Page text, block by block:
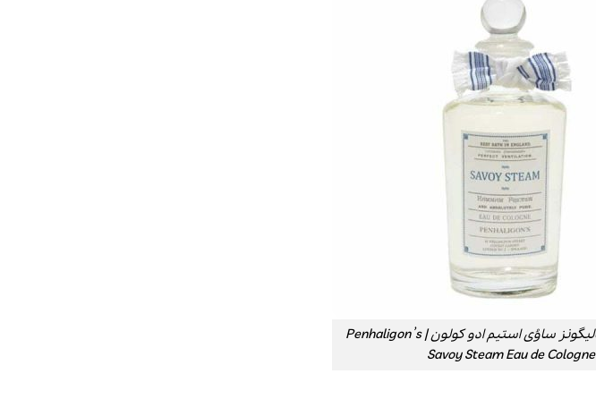
عطر ادکلن پنهالیگونز ساوُی استیم ادو کولون | Penhaligon’s
Savoy Steam Eau de Cologne